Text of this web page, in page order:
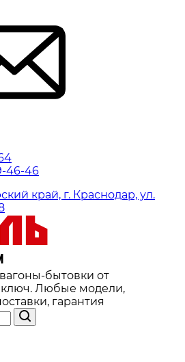
46-46
край, г. Краснодар, ул.
бытовки от
ключ. Любые модели,
гарантия